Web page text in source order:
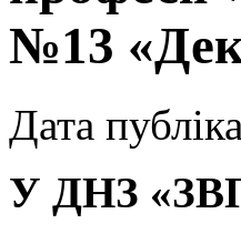
№13
Дата
У ДНЗ